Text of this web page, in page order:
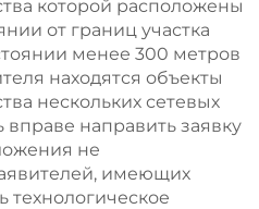
которой расположены
от границ участка
менее 300 метров
находятся объекты
нескольких сетевых
вправе направить заявку
не
имеющих
технологическое